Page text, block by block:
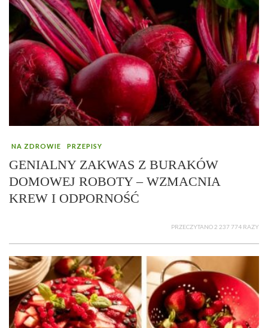
NA ZDROWIE PRZEPISY
GENIALNY ZAKWAS Z BURAKÓW
DOMOWEJ ROBOTY – WZMACNIA
KREW I ODPORNOŚĆ
PRZECZYTANO 2 237 774 RAZY